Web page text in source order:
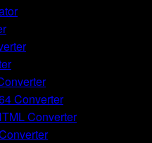
Converter
Converter